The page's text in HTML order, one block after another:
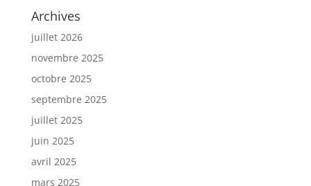
Archives
juillet 2026
novembre 2025
octobre 2025
septembre 2025
juillet 2025
juin 2025
avril 2025
mars 2025